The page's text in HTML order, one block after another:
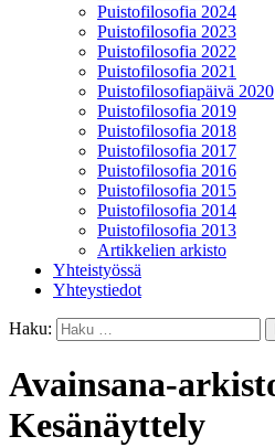
Puistofilosofia 2024
Puistofilosofia 2023
Puistofilosofia 2022
Puistofilosofia 2021
Puistofilosofiapäivä 2020
Puistofilosofia 2019
Puistofilosofia 2018
Puistofilosofia 2017
Puistofilosofia 2016
Puistofilosofia 2015
Puistofilosofia 2014
Puistofilosofia 2013
Artikkelien arkisto
Yhteistyössä
Yhteystiedot
Haku:
Avainsana-
Kesänäyttely